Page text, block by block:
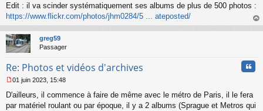
Edit : il va scinder systématiquement ses albums de plus de 500 photos :
https://www.flickr.com/photos/jhm0284/5 ... ateposted/
au
greg59
Passager
Re: Photos et vidéos d'archives
e
s
01 juin 2023, 15:48
D'ailleurs, il commence à faire de même avec le métro de Paris, il le fera
par matériel roulant ou par époque, il y a 2 albums (Sprague et Metros qui